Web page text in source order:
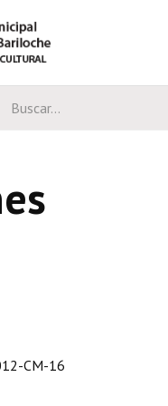
CM-16